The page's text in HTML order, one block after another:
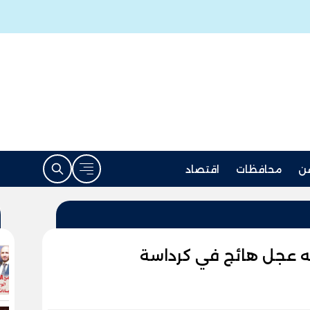
محافظات اقتصاد
عجل هائج في كرداسة